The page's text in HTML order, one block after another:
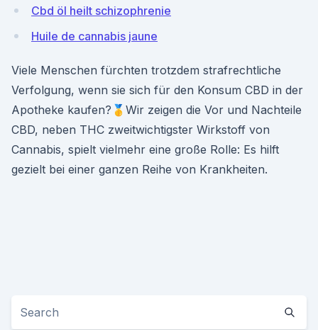
Cbd öl heilt schizophrenie
Huile de cannabis jaune
Viele Menschen fürchten trotzdem strafrechtliche
Verfolgung, wenn sie sich für den Konsum CBD in der
Apotheke kaufen?🥇Wir zeigen die Vor und Nachteile
CBD, neben THC zweitwichtigster Wirkstoff von
Cannabis, spielt vielmehr eine große Rolle: Es hilft
gezielt bei einer ganzen Reihe von Krankheiten.